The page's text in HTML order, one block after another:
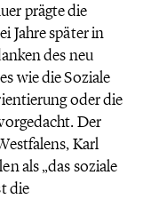
prägte die
Jahre später in
des neu
wie die Soziale
oder die
Der
Karl
als „das soziale
die